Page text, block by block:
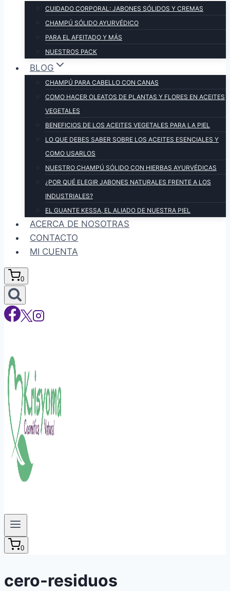
CUIDADO CORPORAL: JABONES SÓLIDOS Y CREMAS
CHAMPÚ SÓLIDO AYURVÉDICO
PARA EL AFEITADO Y MÁS
NUESTROS PACK
BLOG
CHAMPÚ PARA CABELLO CON CANAS
COMO HACER OLEATOS DE PLANTAS Y FLORES EN ACEITES
VEGETALES
BENEFICIOS DE LOS ACEITES VEGETALES PARA LA PIEL
LO QUE DEBES SABER SOBRE LOS ACEITES ESENCIALES Y
COMO USARLOS
NUESTRO CHAMPÚ SÓLIDO CON HIERBAS AYURVÉDICAS
¿POR QUÉ ELEGIR JABONES NATURALES FRENTE A LOS
INDUSTRIALES?
EL GUANTE KESSA, EL ALIADO DE NUESTRA PIEL
ACERCA DE NOSOTRAS
CONTACTO
MI CUENTA
0
0
cero-residuos